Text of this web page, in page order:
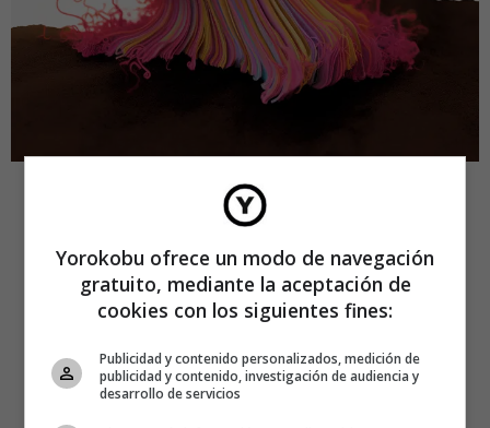
Yorokobu ofrece un modo de navegación
gratuito, mediante la aceptación de
cookies con los siguientes fines:
Publicidad y contenido personalizados, medición de
publicidad y contenido, investigación de audiencia y
desarrollo de servicios